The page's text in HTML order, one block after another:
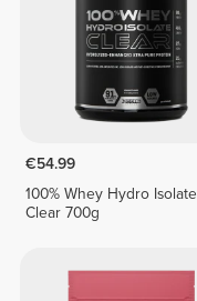
€54.99
100% Whey Hydro Isolate
Clear 700g